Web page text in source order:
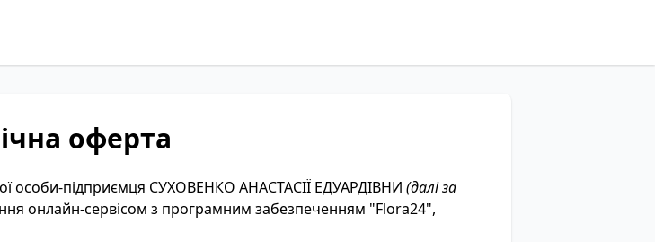
оферта
особи-підприємця СУХОВЕНКО АНАСТАСІЇ ЕДУАРДІВНИ (далі за
онлайн-сервісом з програмним забезпеченням "Flora24",